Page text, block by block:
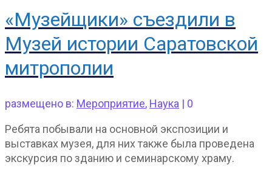
«Музейщики» съездили в
Музей истории Саратовской
митрополии
размещено в: Мероприятие, Наука | 0
Ребята побывали на основной экспозиции и
выставках музея, для них также была проведена
экскурсия по зданию и семинарскому храму.